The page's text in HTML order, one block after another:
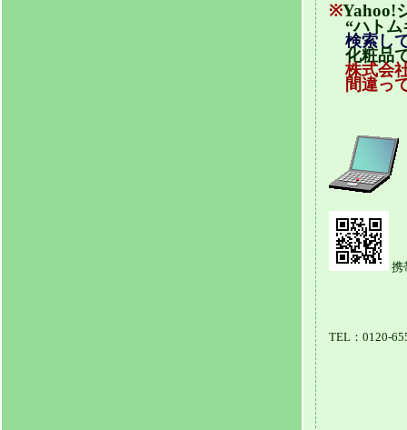
※Yahoo!
“ハト
検索し
化粧品
株式会
間違っ
携
TEL：0120-